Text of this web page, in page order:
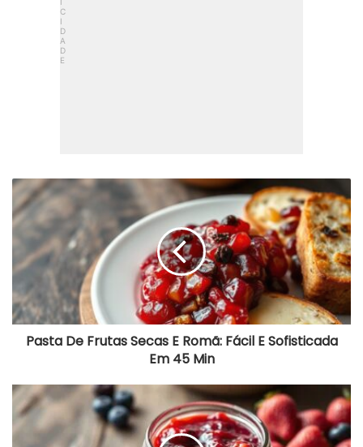
Pasta
De
Frutas
Secas
E
Romã:
Fácil
E
Sofisticada
Em
45
MinPasta De Frutas Secas E Romã: Fácil E Sofisticada
Em 45 Min
Calda
De
Frutas
Vermelhas